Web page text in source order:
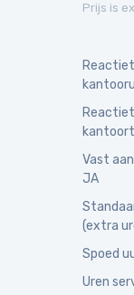
Prijs is
Vast
JA
(extra
Spoed
Uren